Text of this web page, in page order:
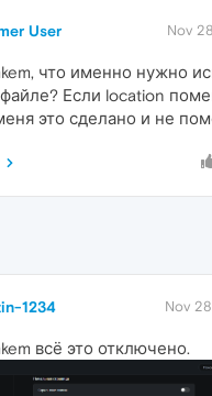
User Nov
что именно нужно
Если location
это сделано и не
1234 Nov
всё это отключено.